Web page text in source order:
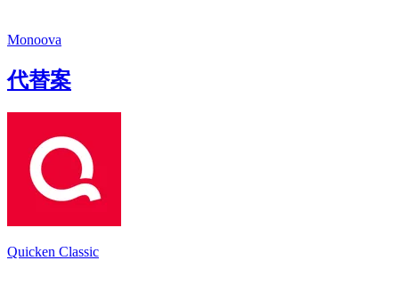
Monoova
代替案
Quicken Classic